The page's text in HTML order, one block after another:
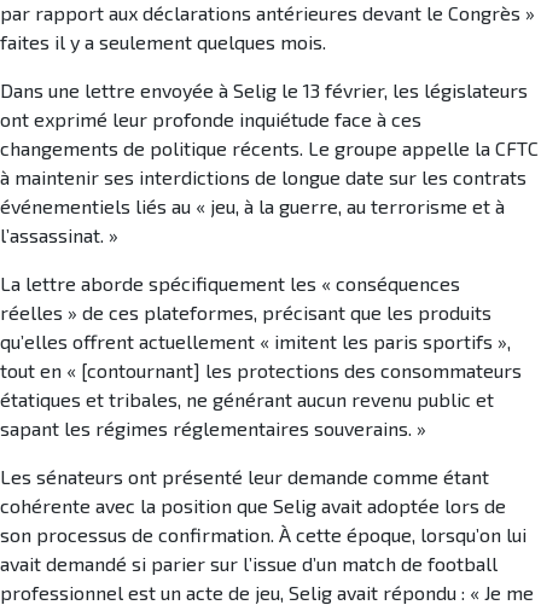
par rapport aux déclarations antérieures devant le Congrès »
faites il y a seulement quelques mois.
Dans une lettre envoyée à Selig le 13 février, les législateurs
ont exprimé leur profonde inquiétude face à ces
changements de politique récents. Le groupe appelle la CFTC
à maintenir ses interdictions de longue date sur les contrats
événementiels liés au « jeu, à la guerre, au terrorisme et à
l’assassinat. »
La lettre aborde spécifiquement les « conséquences
réelles » de ces plateformes, précisant que les produits
qu’elles offrent actuellement « imitent les paris sportifs »,
tout en « [contournant] les protections des consommateurs
étatiques et tribales, ne générant aucun revenu public et
sapant les régimes réglementaires souverains. »
Les sénateurs ont présenté leur demande comme étant
cohérente avec la position que Selig avait adoptée lors de
son processus de confirmation. À cette époque, lorsqu’on lui
avait demandé si parier sur l’issue d’un match de football
professionnel est un acte de jeu, Selig avait répondu : « Je me